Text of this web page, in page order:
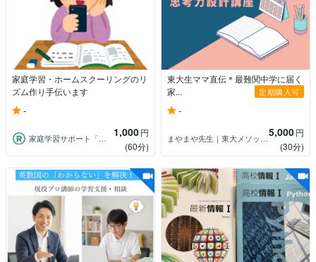
家庭学習・ホームスクーリングのリ
ズム作り手伝います
-
家庭学習サポート「はるのひ」 1,000円
(60分)
東大生ママ直伝＊最難関中学に届く
家...
定期購入可
-
まやまや先生｜東大メソッドレッスン 5,000円
(30分)